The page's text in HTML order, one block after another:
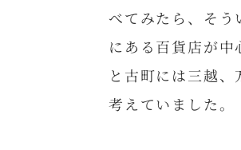
べてみたら、そ
にある百貨店が
と古町には三越
考えていました。